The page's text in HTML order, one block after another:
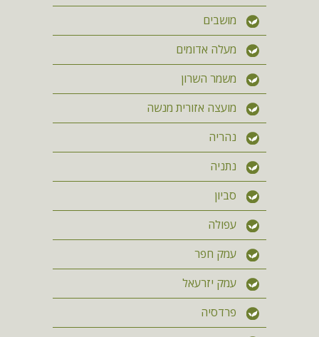
מושבים
מעלה אדומים
משמר השרון
מועצה אזורית מנשה
נהריה
נתניה
סביון
עפולה
עמק חפר
עמק יזרעאל
פרדסיה